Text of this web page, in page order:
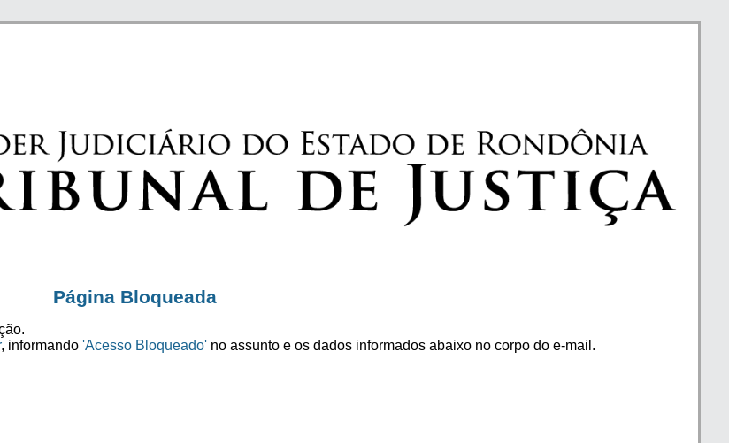
Página Bloqueada
, informando 'Acesso Bloqueado' no assunto e os dados informados abaixo no corpo do e-mail.